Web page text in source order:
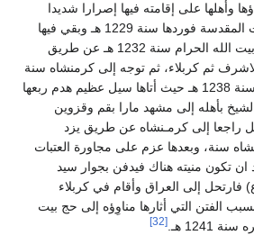
وأهلها على إقامته فيها إصرارا شديدا
فأجابهم بعد زيارته للعتبات المقدسة فوردها سنة 1229 هـ وبقي فيها
سنتين، ثم عزم على حج بيت الله الحرام سنة 1232 هـ عن طريق
ثم كربلاء، ثم توجه إلى كرمنشاه سنة
1234 هـ وبقي هناك إلى سنة 1238 هـ حيث أتاها سيل عظيم هدم ربعها
بأهله إلى مشهد مارا بقم وقزوين
راجعا إلى كرمـنشاه عن طريق يزد
سنة، وبعدها عزم على مجاورة العتبات
تكون منيته هناك فيدفن بجوار سيد
فارتحل إلى العراق وأقام في كربلاء
الفتن التي أثارها مناوِؤه إلى حج بيت
هـ.
[32]